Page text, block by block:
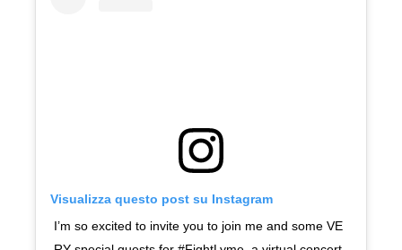
Visualizza questo post su Instagram
I’m so excited to invite you to join me and some VE